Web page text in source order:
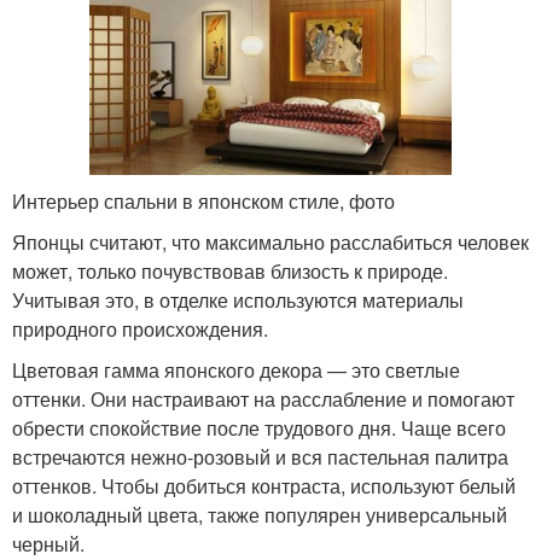
Интерьер спальни в японском стиле, фото
Японцы считают, что максимально расслабиться человек
может, только почувствовав близость к природе.
Учитывая это, в отделке используются материалы
природного происхождения.
Цветовая гамма японского декора — это светлые
оттенки. Они настраивают на расслабление и помогают
обрести спокойствие после трудового дня. Чаще всего
встречаются нежно-розовый и вся пастельная палитра
оттенков. Чтобы добиться контраста, используют белый
и шоколадный цвета, также популярен универсальный
черный.